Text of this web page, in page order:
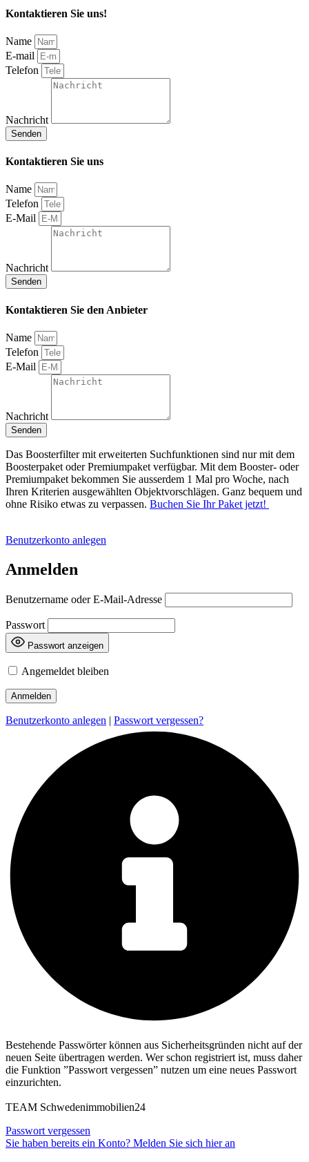
Kontaktieren Sie uns!
Name
E-mail
Telefon
Nachricht
Senden
Kontaktieren Sie uns
Name
Telefon
E-Mail
Nachricht
Senden
Kontaktieren Sie den Anbieter
Name
Telefon
E-Mail
Nachricht
Senden
Das Boosterfilter mit erweiterten Suchfunktionen sind nur mit dem
Boosterpaket oder Premiumpaket verfügbar. Mit dem Booster- oder
Premiumpaket bekommen Sie ausserdem 1 Mal pro Woche, nach
Ihren Kriterien ausgewählten Objektvorschlägen. Ganz bequem und
ohne Risiko etwas zu verpassen. Buchen Sie Ihr Paket jetzt!
Benutzerkonto anlegen
Anmelden
Benutzername oder E-Mail-Adresse
Passwort
Passwort anzeigen
Angemeldet bleiben
Benutzerkonto anlegen | Passwort vergessen?
Bestehende Passwörter können aus Sicherheitsgründen nicht auf der
neuen Seite übertragen werden. Wer schon registriert ist, muss daher
die Funktion ”Passwort vergessen” nutzen um eine neues Passwort
einzurichten.
TEAM Schwedenimmobilien24
Passwort vergessen
Sie haben bereits ein Konto? Melden Sie sich hier an